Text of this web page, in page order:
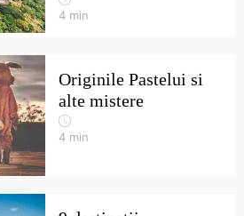
4 min
Originile Pastelui si
alte mistere
4 min